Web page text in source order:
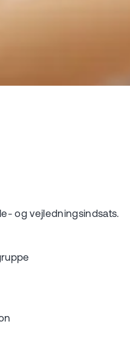
og vejledningsindsats.